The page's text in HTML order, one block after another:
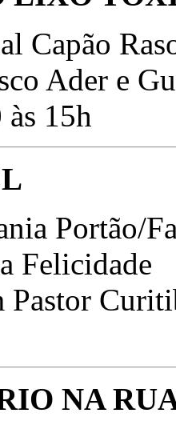
Capão
Ader e
15h
Portão/
Felicidade
Pastor
NA